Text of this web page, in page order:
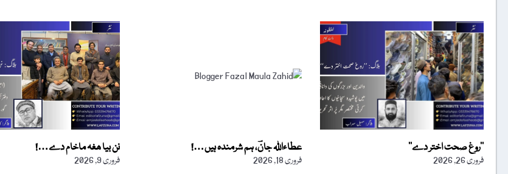
’’روغ صحت اختر دے‘‘
فروری 26, 2026
عطاءاللہ جانؔ، ہم شرمندہ ہیں…!
فروری 18, 2026
نن بیا ھغہ ماخام دے…!
فروری 9, 2026